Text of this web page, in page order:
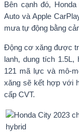
Bên cạnh đó,
Auto và Apple
mưa tự động bằng
Động cơ xăng được
lanh, dung tích
121 mã lực và mô-
xăng sẽ kết hợp với
cấp CVT.